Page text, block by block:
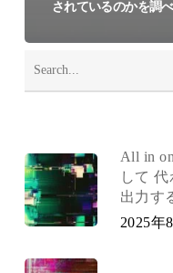
されているのかを調
All in
して
出力す
2025年